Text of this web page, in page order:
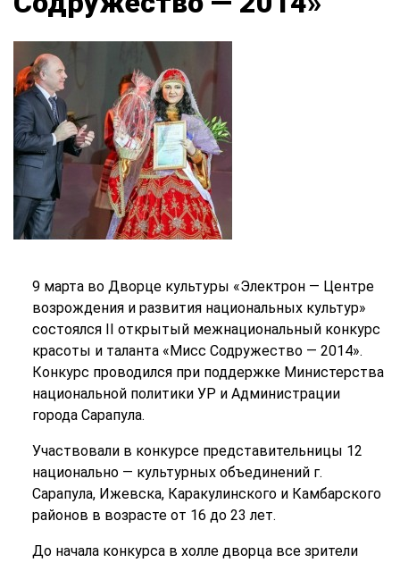
9 марта во Дворце культуры «Электрон — Центре
возрождения и развития национальных культур»
состоялся II открытый межнациональный конкурс
красоты и таланта «Мисс Содружество — 2014».
Конкурс проводился при поддержке Министерства
национальной политики УР и Администрации
города Сарапула.
Участвовали в конкурсе представительницы 12
национально — культурных объединений г.
Сарапула, Ижевска, Каракулинского и Камбарского
районов в возрасте от 16 до 23 лет.
До начала конкурса в холле дворца все зрители